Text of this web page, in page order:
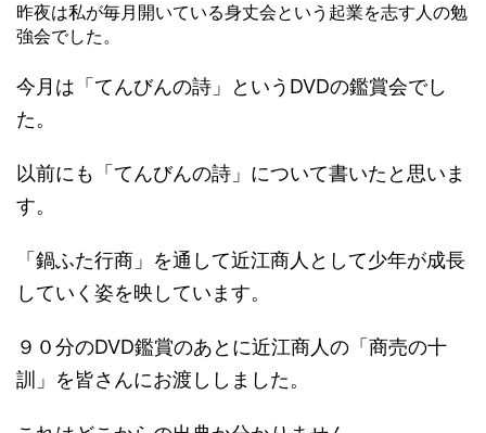
昨夜は私が毎月開いている身丈会という起業を志す人の勉
強会でした。
今月は「てんびんの詩」というDVDの鑑賞会でし
た。
以前にも「てんびんの詩」について書いたと思いま
す。
「鍋ふた行商」を通して近江商人として少年が成長
していく姿を映しています。
９０分のDVD鑑賞のあとに近江商人の「商売の十
訓」を皆さんにお渡ししました。